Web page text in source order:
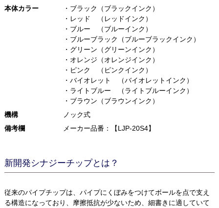
本体カラー
・ブラック（ブラックインク）
・レッド （レッドインク）
・ブルー （ブルーインク）
・ブルーブラック（ブルーブラックインク）
・グリーン（グリーンインク）
・オレンジ（オレンジインク）
・ピンク （ピンクインク）
・バイオレット （バイオレットインク）
・ライトブルー （ライトブルーインク）
・ブラウン（ブラウンインク）
機構
ノック式
備考欄
メーカー品番：【LJP-20S4】
新開発シナジーチップとは？
従来のパイプチップは、パイプにくぼみをつけてボールを点で支え
る構造になっており、摩擦抵抗が少ないため、細書きに適していて